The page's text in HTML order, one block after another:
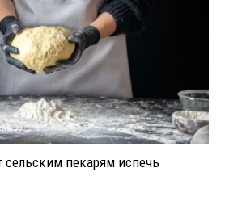
сельским пекарям испечь